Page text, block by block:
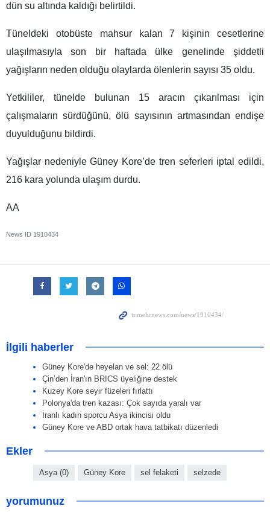
dün su altında kaldığı belirtildi.
Tüneldeki otobüste mahsur kalan 7 kişinin cesetlerine
ulaşılmasıyla son bir haftada ülke genelinde şiddetli
yağışların neden olduğu olaylarda ölenlerin sayısı 35 oldu.
Yetkililer, tünelde bulunan 15 aracın çıkarılması için
çalışmaların sürdüğünü, ölü sayısının artmasından endişe
duyulduğunu bildirdi.
Yağışlar nedeniyle Güney Kore’de tren seferleri iptal edildi,
216 kara yolunda ulaşım durdu.
AA
News ID 1910434
İlgili haberler
Güney Kore'de heyelan ve sel: 22 ölü
Çin’den İran'ın BRICS üyeliğine destek
Kuzey Kore seyir füzeleri fırlattı
Polonya'da tren kazası: Çok sayıda yaralı var
İranlı kadın sporcu Asya ikincisi oldu
Güney Kore ve ABD ortak hava tatbikatı düzenledi
Ekler
Asya (0) Güney Kore sel felaketi selzede
yorumunuz